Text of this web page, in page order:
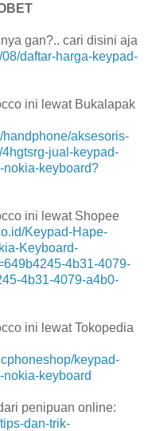
gan?.. cari disini aja
daftar-harga-keypad-
ini lewat Bukalapak
aksesoris-
jual-keypad-
nokia-keyboard?
ini lewat Shopee
Keypad-Hape-
Keyboard-
4b31-4079-
4b31-4079-a4b0-
ini lewat Tokopedia
keypad-
keyboard
penipuan online:
dan-trik-